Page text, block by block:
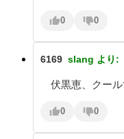
0 0
6169 slang より:
伏黒恵、クー
0 0